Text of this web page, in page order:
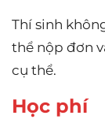
Thí sinh
thể nộp đơn
cụ thể.
Học phí